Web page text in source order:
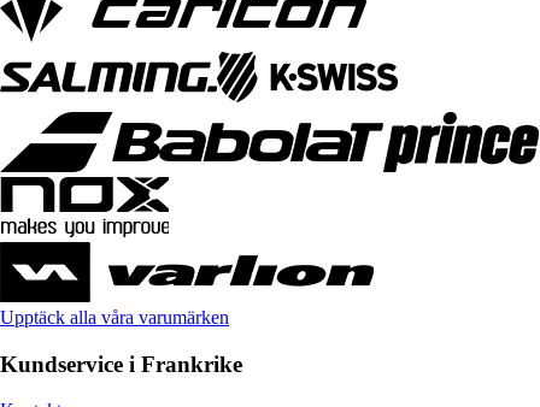
Upptäck alla våra varumärken
Kundservice i Frankrike